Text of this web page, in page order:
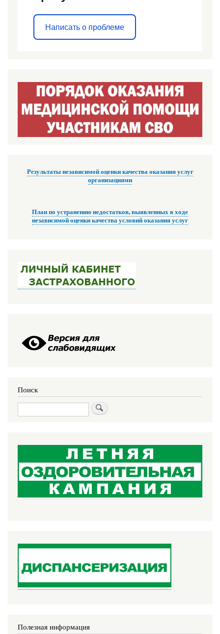
Написать о проблеме
Результаты независимой оценки качества оказания услуг
организациями
План по устранению недостатков, выявленных в ходе
независимой оценки качества условий оказания услуг
Поиск
Поиск
Полезная информация